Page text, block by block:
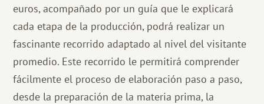
euros, acompañado por un guía que le explicará
cada etapa de la producción, podrá realizar un
fascinante recorrido adaptado al nivel del visitante
promedio. Este recorrido le permitirá comprender
fácilmente el proceso de elaboración paso a paso,
desde la preparación de la materia prima, la